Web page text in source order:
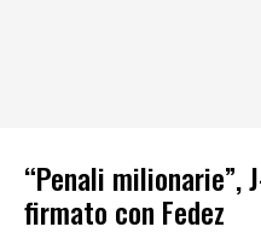
“Penali milionarie”,
firmato con Fedez